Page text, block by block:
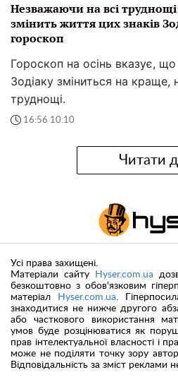
Незважаючи на всі
змінить життя цих знаків
гороскоп
Гороскоп на осінь вказує,
Зодіаку зміниться на краще,
труднощі.
16:56 10.10
Читати
Усі права захищені.
Матеріали сайту
Hyser.com.ua
безкоштовно з обов'язковим
матеріал
Hyser.com.ua.
знаходитися не нижче другого
або часткового використання
умов буде розцінюватися як
прав інтелектуальної власності і
може не поділяти точку зору
Відповідальність за зміст реклами